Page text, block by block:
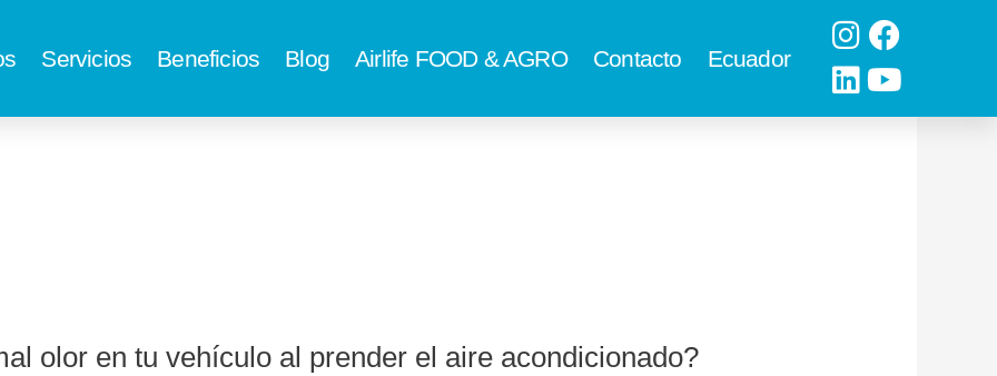
Servicios Beneficios Blog Airlife FOOD & AGRO Contacto Ecuador
Instagram
Linkedin
olor en tu vehículo al prender el aire acondicionado?